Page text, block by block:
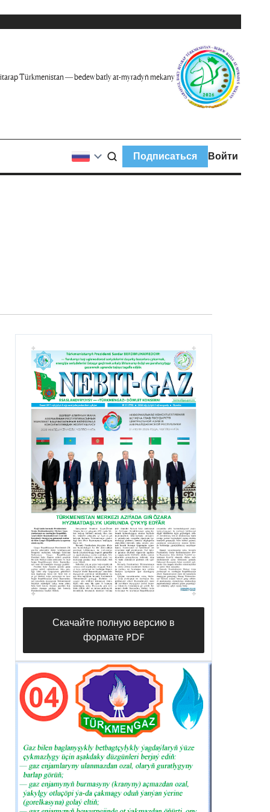
Türkmenistan — bedew batly at-myradyň mekany
Подписаться Войти
Скачайте полную версию в
формате PDF